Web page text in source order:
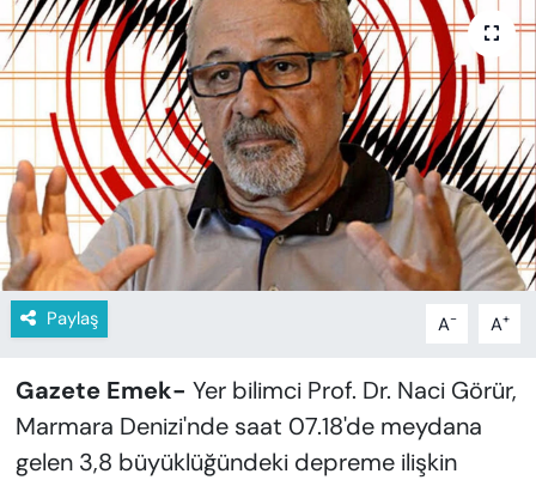
Paylaş A- A+
Gazete Emek- Yer bilimci Prof. Dr. Naci Görür,
Marmara Denizi'nde saat 07.18'de meydana
gelen 3,8 büyüklüğündeki depreme ilişkin
KADIN
SAĞLIK
SPOR
KÜLTÜR-SANAT
MAGAZİN
ÖZEL HABER
YAZAR KÖŞESİ
SİYASET